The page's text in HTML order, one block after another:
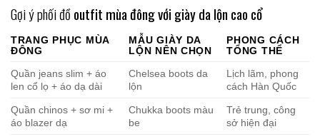
Gợi ý phối đồoutfit mùa đông với giày da lộn cao cổ
TRANG PHỤC MÙA
ĐÔNG
MẪU GIÀY DA
LỘN NÊN CHỌN
PHONG CÁCH
TỔNG THỂ
Quần jeans slim + áo
len cổ lọ + áo dạ dài
Chelsea boots da
lộn
Lịch lãm, phong
cách Hàn Quốc
Quần chinos + sơ mi +
áo blazer dạ
Chukka boots màu
be
Trẻ trung, công
sở hiện đại